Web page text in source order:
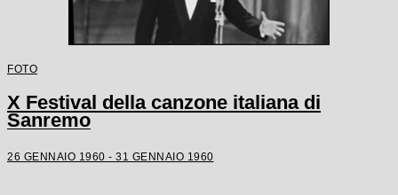
FOTO
X Festival della canzone italiana di
Sanremo
26 GENNAIO 1960 - 31 GENNAIO 1960